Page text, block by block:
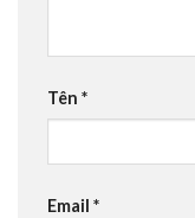
Tên *
Email *